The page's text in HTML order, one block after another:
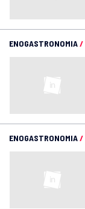
ENOGASTRONOMIA/
ENOGASTRONOMIA/